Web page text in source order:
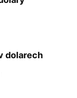
dolarech